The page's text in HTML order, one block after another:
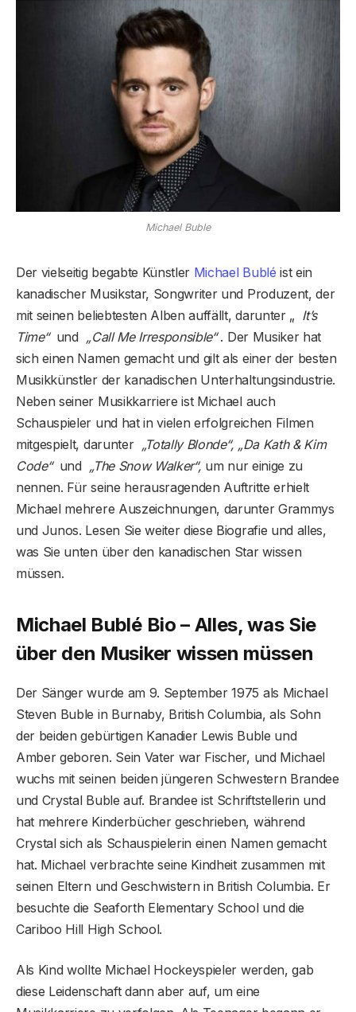
Michael Buble
Der vielseitig begabte Künstler Michael Bublé ist ein
kanadischer Musikstar, Songwriter und Produzent, der
mit seinen beliebtesten Alben auffällt, darunter „ It’s
Time“und „Call Me Irresponsible“. Der Musiker hat
sich einen Namen gemacht und gilt als einer der besten
Musikkünstler der kanadischen Unterhaltungsindustrie.
Neben seiner Musikkarriere ist Michael auch
Schauspieler und hat in vielen erfolgreichen Filmen
mitgespielt, darunter „Totally Blonde“, „Da Kath & Kim
Code“und „The Snow Walker“, um nur einige zu
nennen. Für seine herausragenden Auftritte erhielt
Michael mehrere Auszeichnungen, darunter Grammys
und Junos. Lesen Sie weiter diese Biografie und alles,
was Sie unten über den kanadischen Star wissen
müssen.
Michael Bublé Bio – Alles, was Sie
über den Musiker wissen müssen
Der Sänger wurde am 9. September 1975 als Michael
Steven Buble in Burnaby, British Columbia, als Sohn
der beiden gebürtigen Kanadier Lewis Buble und
Amber geboren. Sein Vater war Fischer, und Michael
wuchs mit seinen beiden jüngeren Schwestern Brandee
und Crystal Buble auf. Brandee ist Schriftstellerin und
hat mehrere Kinderbücher geschrieben, während
Crystal sich als Schauspielerin einen Namen gemacht
hat. Michael verbrachte seine Kindheit zusammen mit
seinen Eltern und Geschwistern in British Columbia. Er
besuchte die Seaforth Elementary School und die
Cariboo Hill High School.
Als Kind wollte Michael Hockeyspieler werden, gab
diese Leidenschaft dann aber auf, um eine